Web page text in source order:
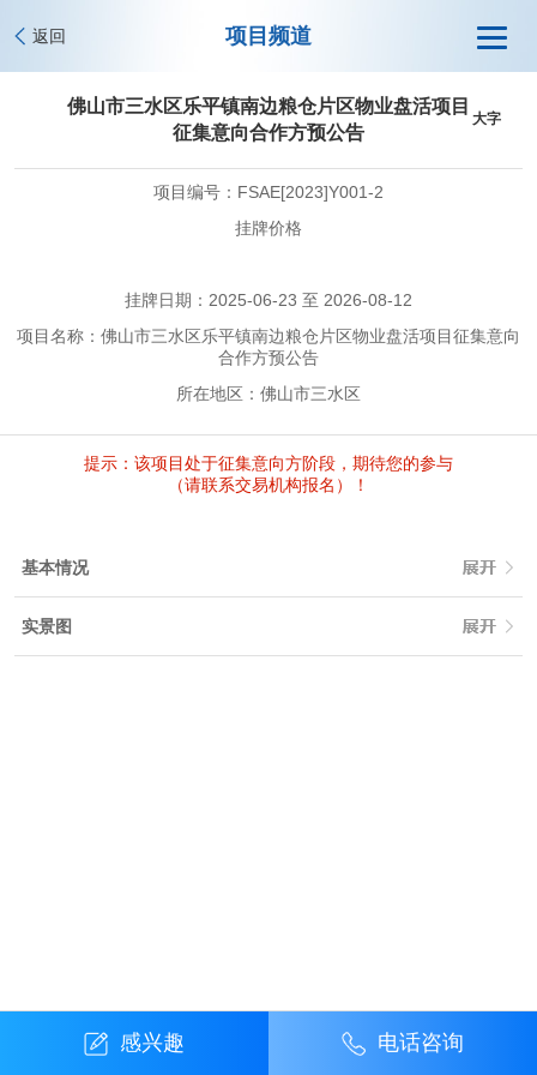
返回 项目频道
佛山市三水区乐平镇南边粮仓片区物业盘活项目
征集意向合作方预公告
大字
项目编号：FSAE[2023]Y001-2
挂牌价格
挂牌日期：2025-06-23 至 2026-08-12
项目名称：佛山市三水区乐平镇南边粮仓片区物业盘活项目征集意向
合作方预公告
所在地区：佛山市三水区
提示：该项目处于征集意向方阶段，期待您的参与
（请联系交易机构报名）！
基本情况
实景图
感兴趣 电话咨询